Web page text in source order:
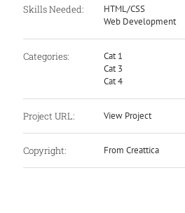
Skills Needed:
HTML/CSS
Web Development
Categories:
Cat 1
Cat 3
Cat 4
Project URL: View Project
Copyright: From Creattica